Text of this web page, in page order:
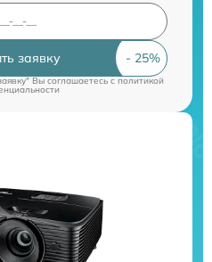
заявку
Вы соглашаетесь cполитикой